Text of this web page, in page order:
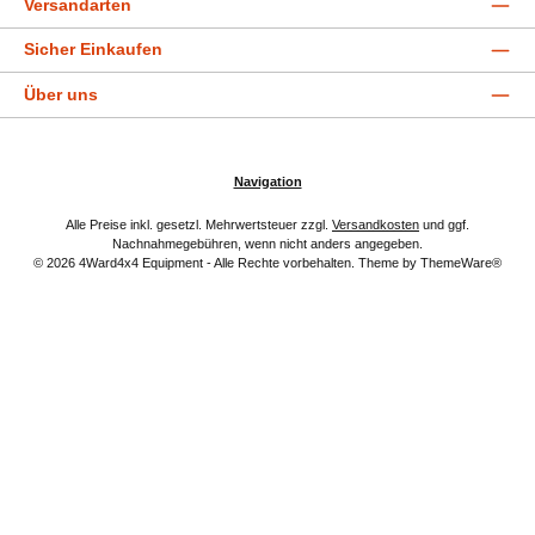
Versandarten
Sicher Einkaufen
Über uns
Navigation
Alle Preise inkl. gesetzl. Mehrwertsteuer zzgl. Versandkosten und ggf.
Nachnahmegebühren, wenn nicht anders angegeben.
© 2026 4Ward4x4 Equipment - Alle Rechte vorbehalten. Theme by ThemeWare®